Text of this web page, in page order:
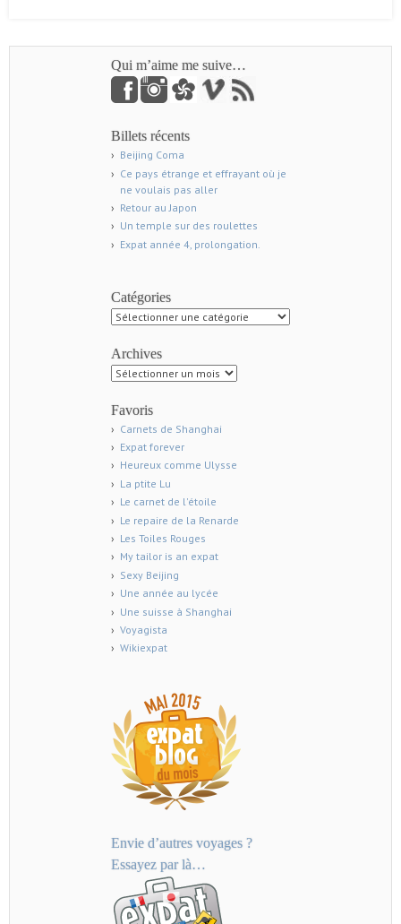
Qui m’aime me suive…
Billets récents
Beijing Coma
Ce pays étrange et effrayant où je
ne voulais pas aller
Retour au Japon
Un temple sur des roulettes
Expat année 4, prolongation.
Catégories
Catégories
Archives
Archives
Favoris
Carnets de Shanghai
Expat forever
Heureux comme Ulysse
La ptite Lu
Le carnet de l'étoile
Le repaire de la Renarde
Les Toiles Rouges
My tailor is an expat
Sexy Beijing
Une année au lycée
Une suisse à Shanghai
Voyagista
Wikiexpat
Envie d’autres voyages ?
Essayez par là…